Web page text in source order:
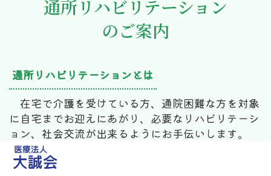
通所リハビリテーション
のご案内
通所リハビリテーションとは
在宅で介護を受けている方、通院困難な方を対象
に自宅までお迎えにあがり、必要なリハビリテーシ
ョン、社会交流が出来るようにお手伝いします。